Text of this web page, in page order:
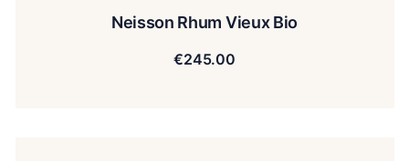
Neisson Rhum Vieux Bio
€245.00